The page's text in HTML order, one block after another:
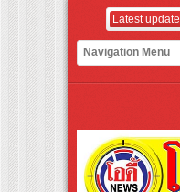
Latest update